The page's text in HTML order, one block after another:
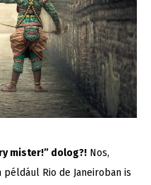
mister!” dolog?! Nos,
Rio de Janeiroban is